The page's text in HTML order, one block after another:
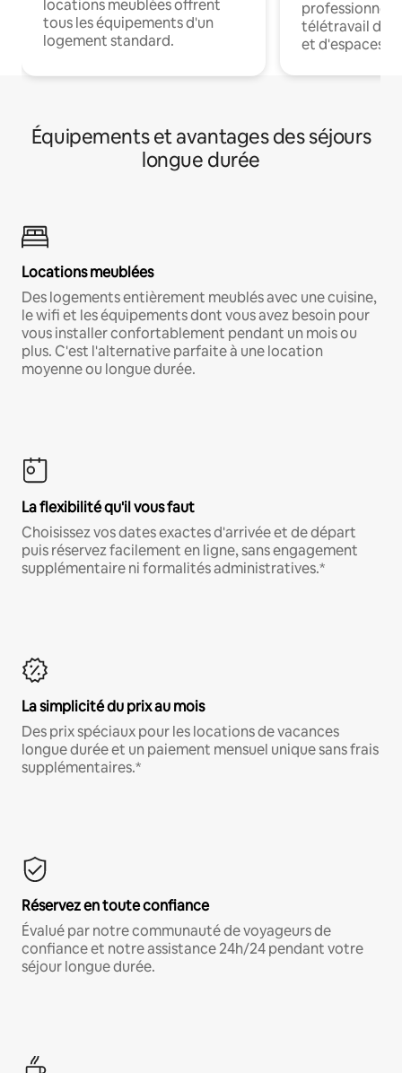
locations meublées offrent
tous les équipements d'un
logement standard.
professionnels
télétravail
et d'espaces
Équipements et avantages des séjours
longue durée
Locations meublées
Des logements entièrement meublés avec une cuisine,
le wifi et les équipements dont vous avez besoin pour
vous installer confortablement pendant un mois ou
plus. C'est l'alternative parfaite à une location
moyenne ou longue durée.
La flexibilité qu'il vous faut
Choisissez vos dates exactes d'arrivée et de départ
puis réservez facilement en ligne, sans engagement
supplémentaire ni formalités administratives.*
La simplicité du prix au mois
Des prix spéciaux pour les locations de vacances
longue durée et un paiement mensuel unique sans frais
supplémentaires.*
Réservez en toute confiance
Évalué par notre communauté de voyageurs de
confiance et notre assistance 24h/24 pendant votre
séjour longue durée.